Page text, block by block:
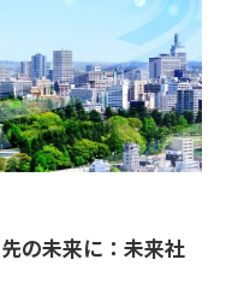
の未来に：未来社